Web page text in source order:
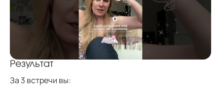
Результат
За 3 встречи вы: